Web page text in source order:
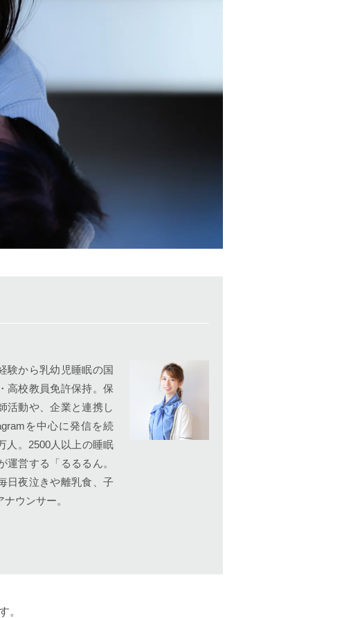
験から乳幼児睡眠の国
高校教員免許保持。保
活動や、企業と連携し
を中心に発信を続
人。2500人以上の睡眠
運営する「るるるん。
日夜泣きや離乳食、子
ウンサー。
。